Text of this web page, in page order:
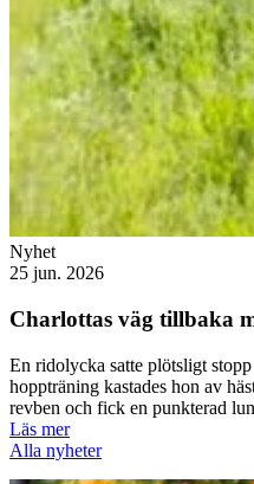
Nyhet
25 jun. 2026
Charlottas väg tillbaka
En ridolycka satte plötsligt
hoppträning kastades hon av
revben och fick en punkterad
Läs mer
Alla nyheter